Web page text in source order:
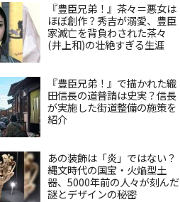
『豊臣兄弟！』茶々＝悪女は
ほぼ創作？秀吉が溺愛、豊臣
家滅亡を背負わされた茶々
(井上和)の壮絶すぎる生涯
『豊臣兄弟！』で描かれた織
田信長の道普請は史実？信長
が実施した街道整備の施策を
紹介
あの装飾は「炎」ではない？
縄文時代の国宝・火焔型土
器、5000年前の人々が刻んだ
謎とデザインの秘密